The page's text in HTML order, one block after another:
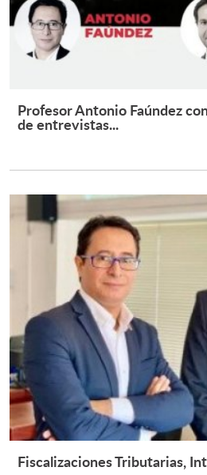
Profesor Antonio Faúndez
de entrevistas...
Fiscalizaciones Tributarias,